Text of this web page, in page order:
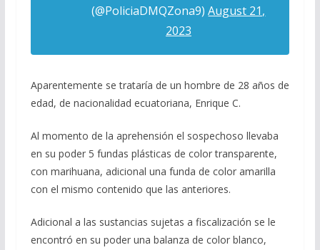
(@PoliciaDMQZona9)August 21,
2023
Aparentemente se trataría de un hombre de 28 años de
edad, de nacionalidad ecuatoriana, Enrique C.
Al momento de la aprehensión el sospechoso llevaba
en su poder 5 fundas plásticas de color transparente,
con marihuana, adicional una funda de color amarilla
con el mismo contenido que las anteriores.
Adicional a las sustancias sujetas a fiscalización se le
encontró en su poder una balanza de color blanco,